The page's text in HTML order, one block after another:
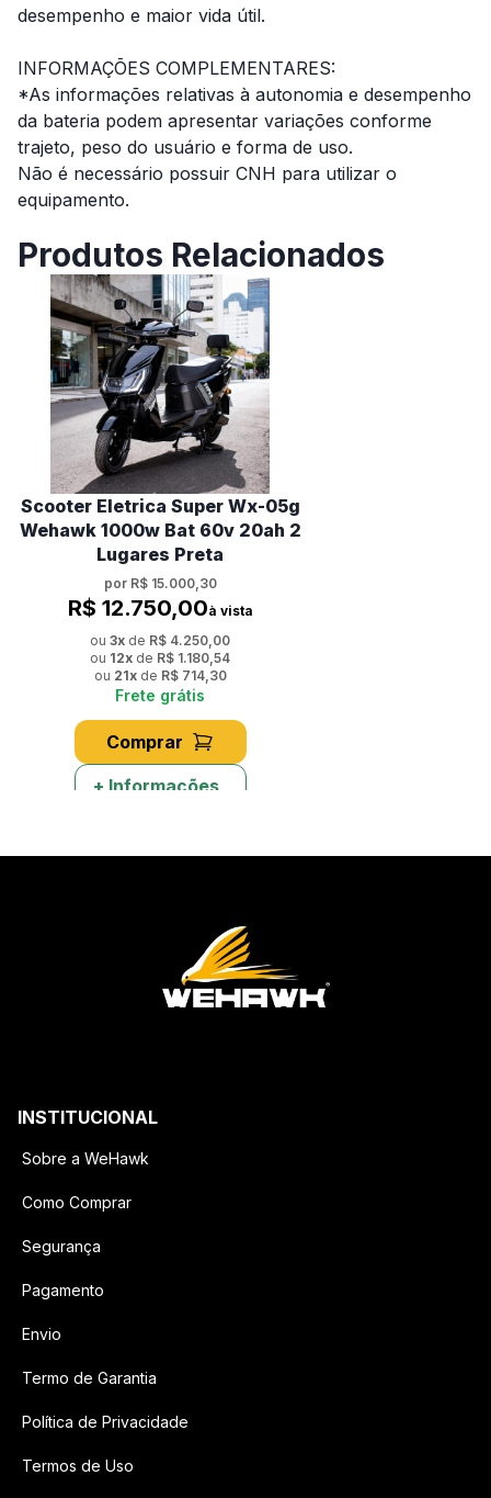
desempenho e maior vida útil.
INFORMAÇÕES COMPLEMENTARES:
*As informações relativas à autonomia e desempenho
da bateria podem apresentar variações conforme
trajeto, peso do usuário e forma de uso.
Não é necessário possuir CNH para utilizar o
equipamento.
Produtos Relacionados
Scooter Eletrica Super Wx-05g
Wehawk 1000w Bat 60v 20ah 2
Lugares Preta
por R$ 15.000,30
R$ 12.750,00à vista
ou 3x de R$ 4.250,00
ou 12x de R$ 1.180,54
ou 21xde R$ 714,30
Frete grátis
Comprar
+ Informações
INSTITUCIONAL
Sobre a WeHawk
Como Comprar
Segurança
Pagamento
Envio
Termo de Garantia
Política de Privacidade
Termos de Uso